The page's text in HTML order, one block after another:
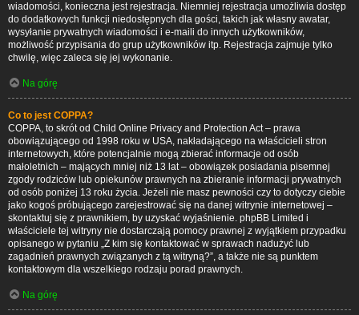
wiadomości, konieczna jest rejestracja. Niemniej rejestracja umożliwia dostęp
do dodatkowych funkcji niedostępnych dla gości, takich jak własny awatar,
wysyłanie prywatnych wiadomości i e-maili do innych użytkowników,
możliwość przypisania do grup użytkowników itp. Rejestracja zajmuje tylko
chwilę, więc zaleca się jej wykonanie.
Na górę
Co to jest COPPA?
COPPA, to skrót od Child Online Privacy and Protection Act – prawa
obowiązującego od 1998 roku w USA, nakładającego na właścicieli stron
internetowych, które potencjalnie mogą zbierać informacje od osób
małoletnich – mających mniej niż 13 lat – obowiązek posiadania pisemnej
zgody rodziców lub opiekunów prawnych na zbieranie informacji prywatnych
od osób poniżej 13 roku życia. Jeżeli nie masz pewności czy to dotyczy ciebie
jako kogoś próbującego zarejestrować się na danej witrynie internetowej –
skontaktuj się z prawnikiem, by uzyskać wyjaśnienie. phpBB Limited i
właściciele tej witryny nie dostarczają pomocy prawnej z wyjątkiem przypadku
opisanego w pytaniu „Z kim się kontaktować w sprawach nadużyć lub
zagadnień prawnych związanych z tą witryną?”, a także nie są punktem
kontaktowym dla wszelkiego rodzaju porad prawnych.
Na górę